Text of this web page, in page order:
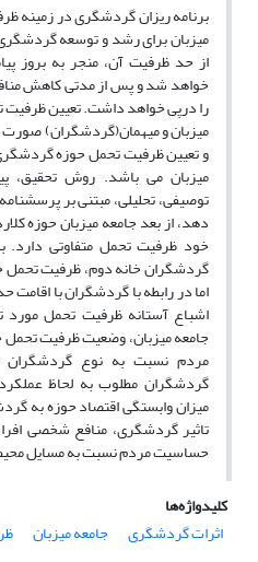
برنامه ریزان گردشگری در زمینه
میزبان برای رشد و توسعه
از حد ظرفیت آن، منجر به بروز
خواهد شد و پس از مدتی کاهش
را درپی خواهد داشت. تعیین
میزبان و میهمان(گردشگران)
و تعیین ظرفیت تحمل حوزه
میزبان می باشد. روش تحقیق،
توصیفی، تحلیلی، مبتنی بر
دهد، از بعد جامعه میزبان حوزه
خود ظرفیت تحمل متفاوتی دارد.
گردشگران خانه دوم، ظرفیت
اما در رابطه با گردشگران با
اشباع آستانه ظرفیت تحمل مورد
جامعه میزبان، وضعیت ظرفیت
مردم نسبت به نوع گردشگران
گردشگران مطلوب به لحاظ
میزان وابستگی اقتصاد حوزه به
تاثیر گردشگری، منافع شخصی
حساسیت مردم نسبت به مسایل
کلیدواژه‌ها
اثرات گردشگری
جامعه میزبان